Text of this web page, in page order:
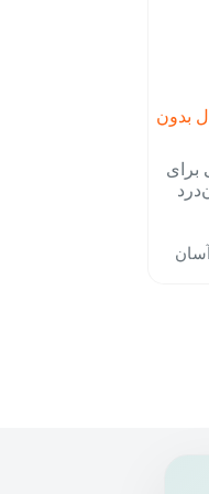
بدون
برای